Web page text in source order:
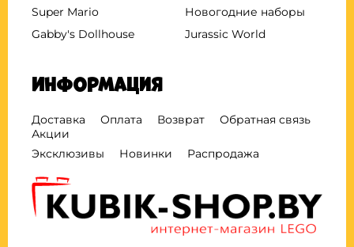
Super Mario
Новогодние наборы
Gabby's Dollhouse
Jurassic World
Информация
Доставка Оплата Возврат
Обратная связь
Акции
Эксклюзивы
Новинки Распродажа